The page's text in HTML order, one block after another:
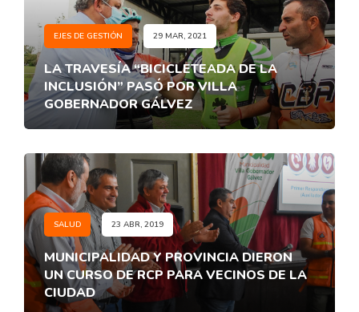
EJES DE GESTIÓN 29 MAR, 2021
LA TRAVESÍA “BICICLETEADA DE LA
INCLUSIÓN” PASÓ POR VILLA
GOBERNADOR GÁLVEZ
SALUD 23 ABR, 2019
MUNICIPALIDAD Y PROVINCIA DIERON
UN CURSO DE RCP PARA VECINOS DE LA
CIUDAD